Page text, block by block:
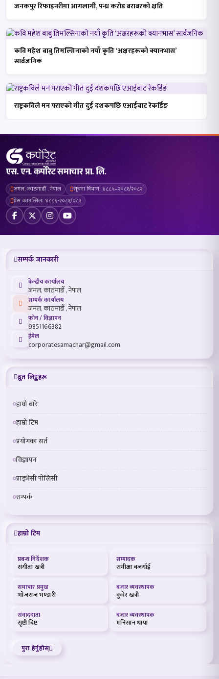
जनकपुर रिफाइनरीमा आगलागी, पन्ध्र करोड बराबरको क्षति
कवि महेश बाबु तिमल्सिनाको नयाँ कृति ‘अक्षरहरूको क्यानभास’
सार्वजनिक
राष्ट्रकविले मन पराएको गीत दुई दशकपछि एआईबाट रेकर्डिङ
एस. एन. कर्पोरेट समाचार प्रा. लि.
जमल, काठमाडौँ , नेपाल
सूचना विभाग: ४८८५–२०८१/२०८२
प्रेस काउन्सिल: ४८८६-२०८१/०८२
सम्पर्क जानकारी
केन्द्रीय कार्यालय
जमल, काठमाडौँ , नेपाल
सम्पर्क कार्यालय
जमल, काठमाडौँ , नेपाल
फोन / विज्ञापन
9851166382
ईमेल
corporatesamachar@gmail.com
द्रुत लिङ्कहरू
हाम्रो बारे
हाम्रो टिम
प्रयोगका सर्त
विज्ञापन
प्राइभेसी पोलिसी
सम्पर्क
हाम्रो टिम
प्रबन्ध निर्देशक
संगीता खत्री
सम्पादक
समीक्षा बजगाँई
समाचार प्रमुख
भाेजराज भण्डारी
बजार व्यवस्थापक
कुवेर खत्री
संवाददाता
सृष्टी बिष्ट
बजार व्यवस्थापक
मनिसान थापा
पुरा हेर्नुहोस्